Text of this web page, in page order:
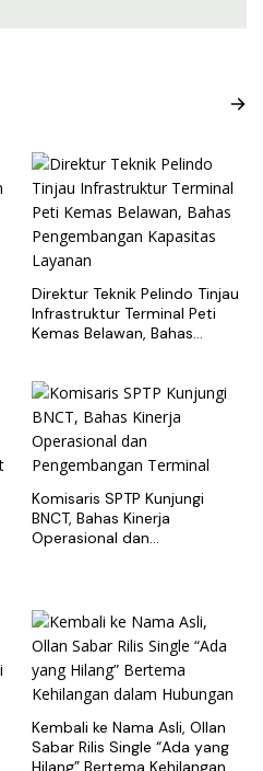
Direktur Teknik Pelindo Tinjau
Infrastruktur Terminal Peti
Kemas Belawan, Bahas
Komisaris SPTP Kunjungi
BNCT, Bahas Kinerja
Operasional dan
Kembali ke Nama Asli, Ollan
Sabar Rilis Single “Ada yang
Hilang” Bertema Kehilangan